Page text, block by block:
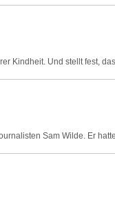
Kindheit. Und stellt fest,
Sam Wilde. Er